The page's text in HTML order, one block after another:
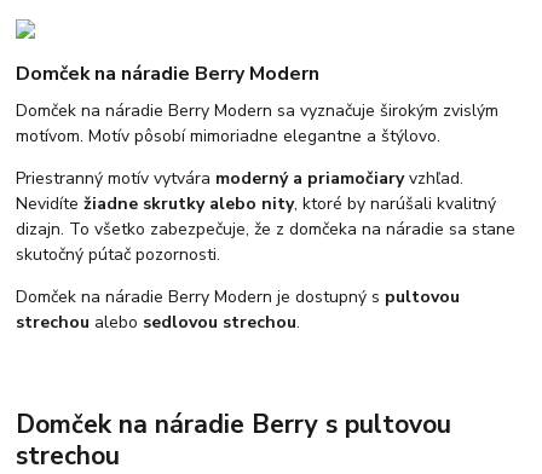
Domček na náradie Berry Modern
Domček na náradie Berry Modern sa vyznačuje širokým zvislým
motívom. Motív pôsobí mimoriadne elegantne a štýlovo.
Priestranný motív vytvára moderný a priamočiaryvzhľad.
Nevidítežiadne skrutky alebo nity, ktoré by narúšali kvalitný
dizajn. To všetko zabezpečuje, že z domčeka na náradie sa stane
skutočný pútač pozornosti.
Domček na náradie Berry Modern je dostupný s pultovou
strechou alebo sedlovou strechou.
Domček na náradie Berry s pultovou
strechou